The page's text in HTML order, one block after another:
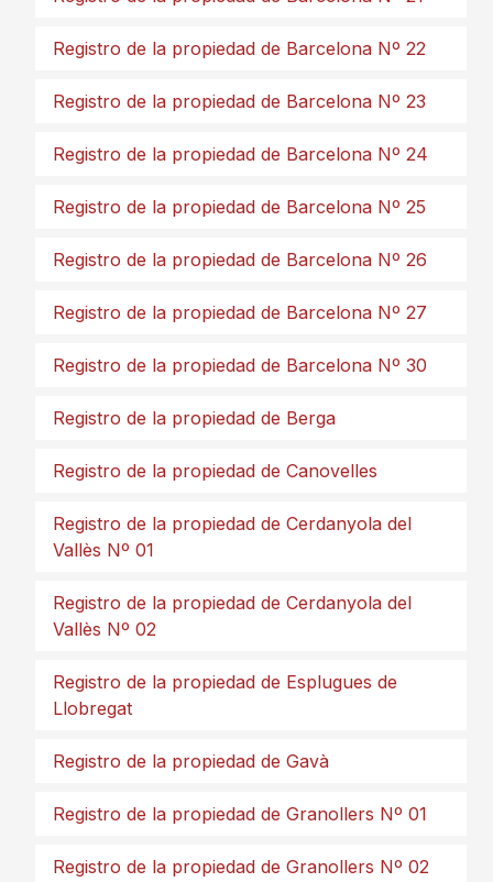
Registro de la propiedad de Barcelona Nº 22
Registro de la propiedad de Barcelona Nº 23
Registro de la propiedad de Barcelona Nº 24
Registro de la propiedad de Barcelona Nº 25
Registro de la propiedad de Barcelona Nº 26
Registro de la propiedad de Barcelona Nº 27
Registro de la propiedad de Barcelona Nº 30
Registro de la propiedad de Berga
Registro de la propiedad de Canovelles
Registro de la propiedad de Cerdanyola del
Vallès Nº 01
Registro de la propiedad de Cerdanyola del
Vallès Nº 02
Registro de la propiedad de Esplugues de
Llobregat
Registro de la propiedad de Gavà
Registro de la propiedad de Granollers Nº 01
Registro de la propiedad de Granollers Nº 02